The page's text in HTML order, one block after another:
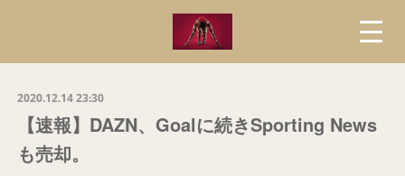
2020.12.14 23:30
【速報】DAZN、Goalに続きSporting News
も売却。